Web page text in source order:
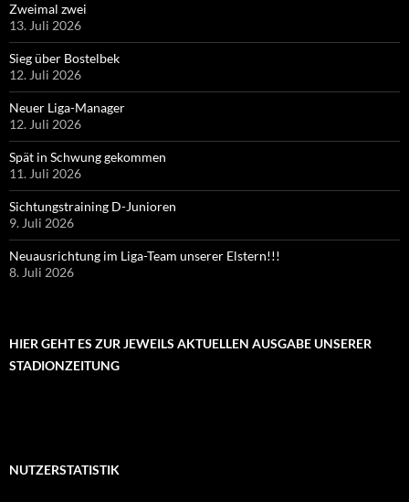
Zweimal zwei
13. Juli 2026
Sieg über Bostelbek
12. Juli 2026
Neuer Liga-Manager
12. Juli 2026
Spät in Schwung gekommen
11. Juli 2026
Sichtungstraining D-Junioren
9. Juli 2026
Neuausrichtung im Liga-Team unserer Elstern!!!
8. Juli 2026
HIER GEHT ES ZUR JEWEILS AKTUELLEN AUSGABE UNSERER
STADIONZEITUNG
NUTZERSTATISTIK